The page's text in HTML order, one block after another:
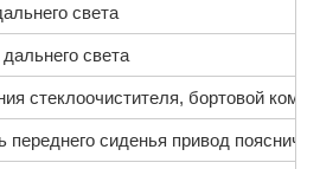
света
света
стеклоочистителя, бортовой
переднего сиденья привод